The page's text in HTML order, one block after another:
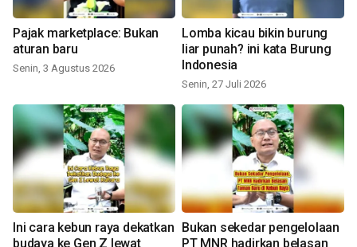
Pajak marketplace: Bukan
aturan baru
Senin, 3 Agustus 2026
Lomba kicau bikin burung
liar punah? ini kata Burung
Indonesia
Senin, 27 Juli 2026
Ini cara kebun raya dekatkan
budaya ke Gen Z lewat
Bukan sekedar pengelolaan
PT MNR hadirkan belasan